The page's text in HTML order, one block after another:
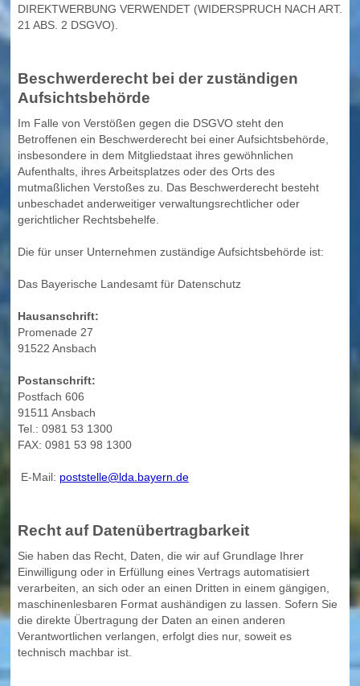
DIREKTWERBUNG VERWENDET (WIDERSPRUCH NACH ART.
21 ABS. 2 DSGVO).
Beschwerde­recht bei der zuständigen
Aufsichts­behörde
Im Falle von Verstößen gegen die DSGVO steht den
Betroffenen ein Beschwerderecht bei einer Aufsichtsbehörde,
insbesondere in dem Mitgliedstaat ihres gewöhnlichen
Aufenthalts, ihres Arbeitsplatzes oder des Orts des
mutmaßlichen Verstoßes zu. Das Beschwerderecht besteht
unbeschadet anderweitiger verwaltungsrechtlicher oder
gerichtlicher Rechtsbehelfe.
Die für unser Unternehmen zuständige Aufsichtsbehörde ist:
Das Bayerische Landesamt für Datenschutz
Hausanschrift:
Promenade 27
91522 Ansbach
Postanschrift:
Postfach 606
91511 Ansbach
Tel.: 0981 53 1300
FAX: 0981 53 98 1300
E-Mail: poststelle@lda.bayern.de
Recht auf Daten­übertrag­barkeit
Sie haben das Recht, Daten, die wir auf Grundlage Ihrer
Einwilligung oder in Erfüllung eines Vertrags automatisiert
verarbeiten, an sich oder an einen Dritten in einem gängigen,
maschinenlesbaren Format aushändigen zu lassen. Sofern Sie
die direkte Übertragung der Daten an einen anderen
Verantwortlichen verlangen, erfolgt dies nur, soweit es
technisch machbar ist.